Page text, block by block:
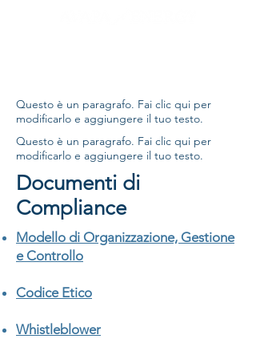
Questo è un paragrafo. Fai clic qui per
modificarlo e aggiungere il tuo testo.
Questo è un paragrafo. Fai clic qui per
modificarlo e aggiungere il tuo testo.
Documenti di
Compliance
Modello di Organizzazione, Gestione
e Controllo
Codice Etico
Whistleblower